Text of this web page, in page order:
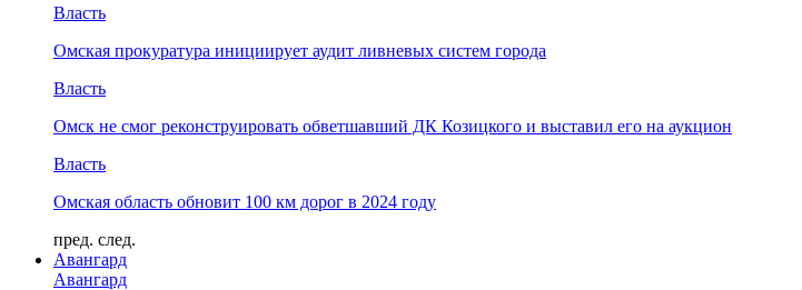
Власть
Омская прокуратура инициирует аудит ливневых систем города
Власть
Омск не смог реконструировать обветшавший ДК Козицкого и выставил его на аукцион
Власть
Омская область обновит 100 км дорог в 2024 году
пред. след.
Авангард
Авангард